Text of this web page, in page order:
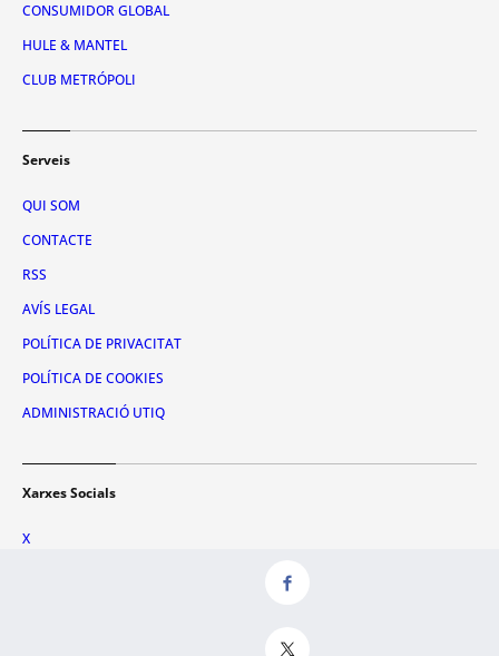
CONSUMIDOR GLOBAL
HULE & MANTEL
CLUB METRÓPOLI
Serveis
QUI SOM
CONTACTE
RSS
AVÍS LEGAL
POLÍTICA DE PRIVACITAT
POLÍTICA DE COOKIES
ADMINISTRACIÓ UTIQ
Xarxes Socials
X